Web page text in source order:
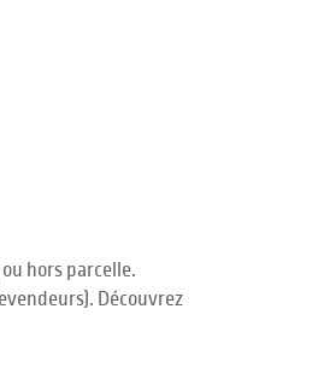
hors parcelle.
Découvrez